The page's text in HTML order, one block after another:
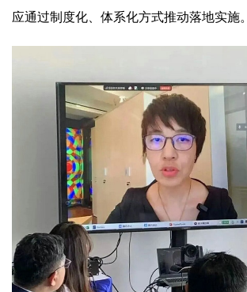
应通过制度化、体系化方式推动落地实施。